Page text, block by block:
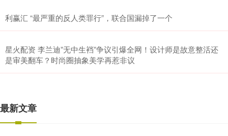
利赢汇 “最严重的反人类罪行”，联合国漏掉了一个
星火配资 李兰迪”无中生裆”争议引爆全网！设计师是故意整活还
是审美翻车？时尚圈抽象美学再惹非议
最新文章